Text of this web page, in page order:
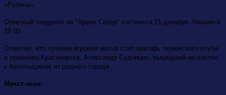
«Рубина».
Ответный поединок на "Арене Север" состоится 21 декабря. Начало в
19.00.
Отметим, что лучшим игроком матча стал вратарь тюменского клуба
и уроженец Красноярска, Александр Судницин, вышедший на поклон
к болельщикам из родного города.
Микст-зона: